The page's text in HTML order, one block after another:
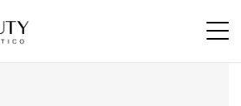
AL18 – Applicatore Floccato